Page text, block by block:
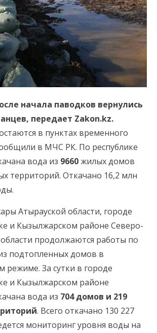
начала паводков вернулись
передает Zakon.kz.
в пунктах временного
в МЧС РК. По республике
вода из 9660жилых домов
территорий. Откачано 16,2 млн
Атырауской области, городе
и Кызылжарском районе Северо-
области продолжаются работы по
подтопленных домов в
режиме. За сутки в городе
и Кызылжарском районе
вода из 704 домов и 219
. Всего откачано 130 227
мониторинг уровня воды на